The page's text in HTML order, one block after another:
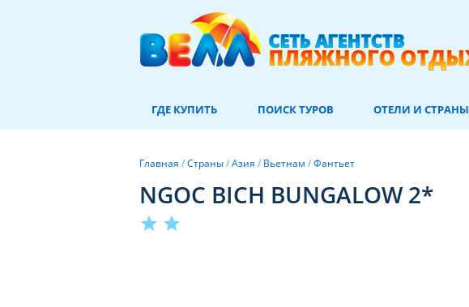
ГДЕ КУПИТЬ ПОИСК ТУРОВ ОТЕЛИ И СТРАНЫ
Главная /Страны/Азия / Вьетнам /Фантьет
NGOC BICH BUNGALOW 2*
star star